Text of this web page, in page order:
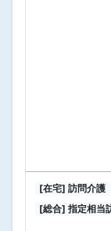
[在宅] 訪問介護
[総合] 指定相当